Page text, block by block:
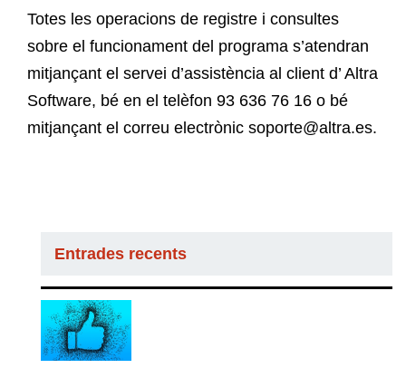
Totes les operacions de registre i consultes
sobre el funcionament del programa s’atendran
mitjançant el servei d’assistència al client d’ Altra
Software, bé en el telèfon 93 636 76 16 o bé
mitjançant el correu electrònic soporte@altra.es.
Entrades recents